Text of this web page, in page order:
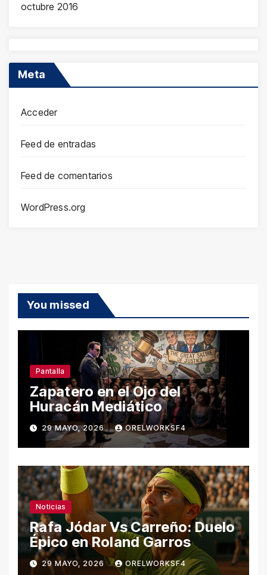
octubre 2016
Meta
Acceder
Feed de entradas
Feed de comentarios
WordPress.org
You missed
Pantalla
Zapatero en el Ojo del
Huracán Mediático
29 MAYO, 2026 ORELWORKSF4
Noticias
Rafa Jódar Vs Carreño: Duelo
Épico en Roland Garros
29 MAYO, 2026 ORELWORKSF4